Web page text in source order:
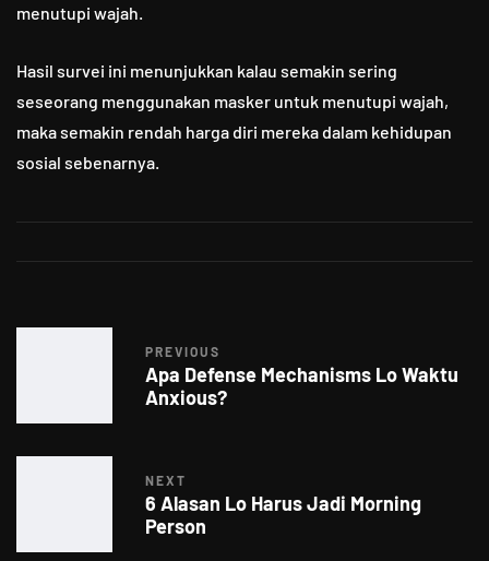
menutupi wajah.
Hasil survei ini menunjukkan kalau semakin sering
seseorang menggunakan masker untuk menutupi wajah,
maka semakin rendah harga diri mereka dalam kehidupan
sosial sebenarnya.
PREVIOUS
Apa Defense Mechanisms Lo Waktu
Anxious?
NEXT
6 Alasan Lo Harus Jadi Morning
Person